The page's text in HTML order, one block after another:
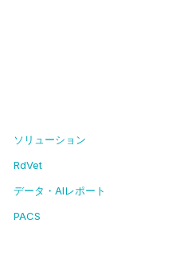
ソリューション
RdVet
データ・AIレポート
PACS